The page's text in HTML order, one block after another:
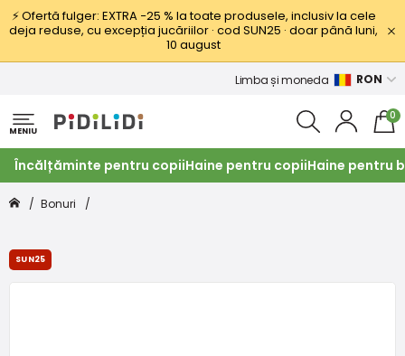
⚡ Ofertă fulger: EXTRA −25 % la toate produsele, inclusiv la cele
deja reduse, cu excepția jucăriilor · cod SUN25 · doar până luni,
10 august
Limba și moneda RON
MENIU
0
Încălțăminte pentru copiiHaine pentru copiiHaine pentru
Bonuri
SUN25